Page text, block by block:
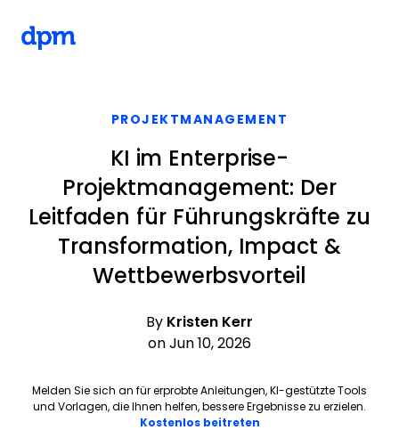
PROJEKTMANAGEMENT
KI im Enterprise-
Projektmanagement: Der
Leitfaden für Führungskräfte zu
Transformation, Impact &
Wettbewerbsvorteil
By Kristen Kerr
on Jun 10, 2026
Melden Sie sich an für erprobte Anleitungen, KI-gestützte Tools
und Vorlagen, die Ihnen helfen, bessere Ergebnisse zu erzielen.
Kostenlos beitretenOpens new window